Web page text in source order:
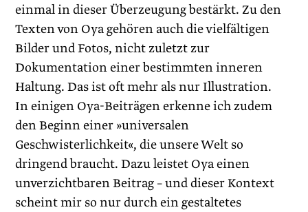
einmal in dieser Überzeugung bestärkt. Zu den
Texten von Oya gehören auch die vielfältigen
Bilder und Fotos, nicht zuletzt zur
Dokumentation einer bestimmten inneren
Haltung. Das ist oft mehr als nur Illustration.
In einigen Oya-Beiträgen erkenne ich zudem
den Beginn einer »universalen
Geschwisterlichkeit«, die unsere Welt so
dringend braucht. Dazu leistet Oya einen
unverzichtbaren Beitrag – und dieser Kontext
scheint mir so nur durch ein gestaltetes